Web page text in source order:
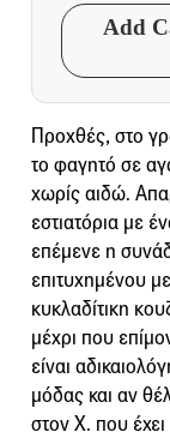
Add
Προχθές, στο
το φαγητό σε
χωρίς αιδώ.
εστιατόρια με
επέμενε η
επιτυχημένου
κυκλαδίτικη
μέχρι που
είναι
μόδας και αν
στον Χ. που